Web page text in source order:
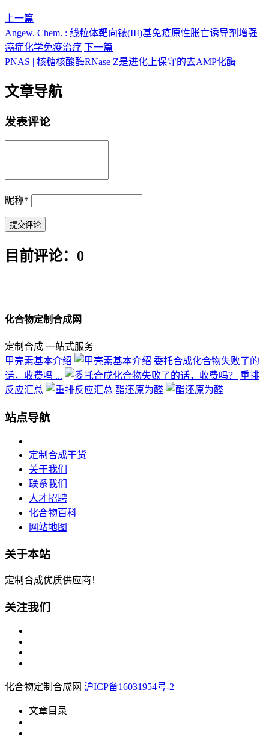
上一篇
Angew. Chem. : 线粒体靶向铱(III)基免疫原性胀亡诱导剂增强
癌症化学免疫治疗 下一篇
PNAS | 核糖核酸酶RNase Z是进化上保守的去AMP化酶
文章导航
发表评论
昵称*
目前评论：0
化合物定制合成网
定制合成 一站式服务
甲壳素基本介绍
委托合成化合物失败了的
话，收费吗 ...
重排
反应汇总
酯还原为醛
站点导航
定制合成干货
关于我们
联系我们
人才招聘
化合物百科
网站地图
关于本站
定制合成优质供应商！
关注我们
化合物定制合成网 沪ICP备16031954号-2
文章目录